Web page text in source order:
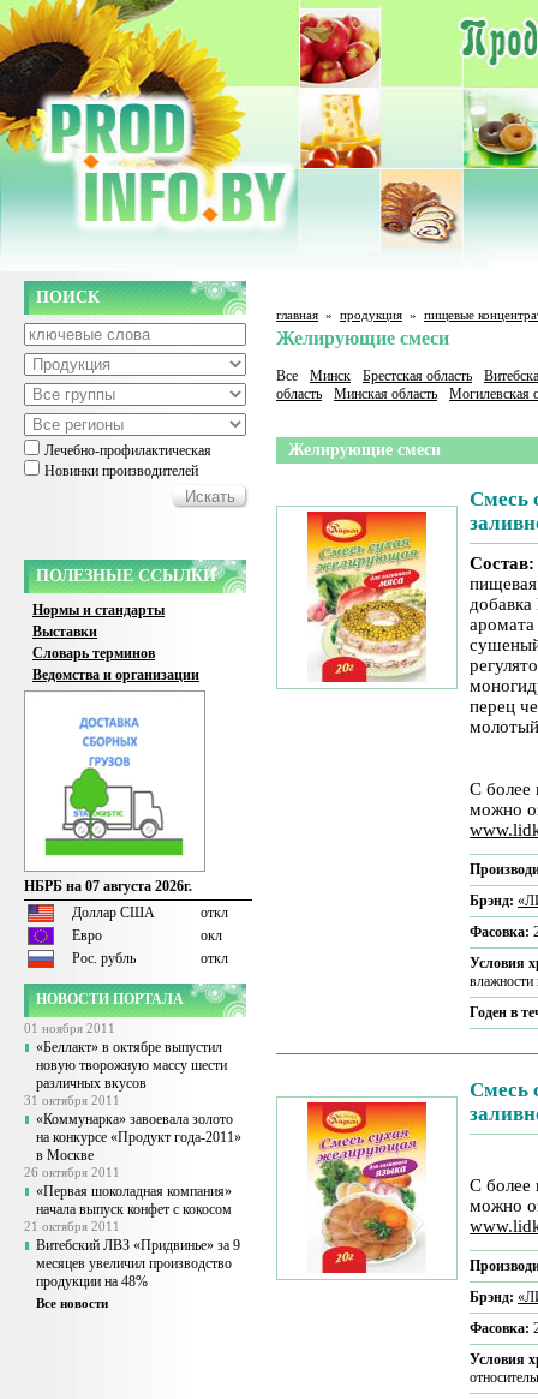
ПОИСК
Лечебно-профилактическая
Новинки производителей
ПОЛЕЗНЫЕ ССЫЛКИ
Нормы и стандарты
Выставки
Словарь терминов
Ведомства и организации
НБРБ на 07 августа 2026г.
Доллар США
откл
Евро
окл
Рос. рубль
откл
НОВОСТИ ПОРТАЛА
01 ноября 2011
«Беллакт» в октябре выпустил
новую творожную массу шести
различных вкусов
31 октября 2011
«Коммунарка» завоевала золото
на конкурсе «Продукт года-2011»
в Москве
26 октября 2011
«Первая шоколадная компания»
начала выпуск конфет с кокосом
21 октября 2011
Витебский ЛВЗ «Придвинье» за 9
месяцев увеличил производство
продукции на 48%
Все новости
главная » продукция » пищевые
Желирующие смеси
Все Минск Брестская область
область
Минская область Могилевская
Желирующие смеси
Смесь
Состав:
перец
С более
можно
Брэнд:
Фасовка:
Условия
влажности
Годен в
Смесь
С более
можно
Брэнд:
Фасовка:
Условия